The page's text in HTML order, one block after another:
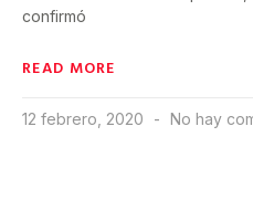
confirmó
READ MORE
12 febrero, 2020 No hay